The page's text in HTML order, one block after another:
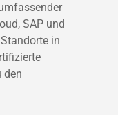
SAP und
in
den